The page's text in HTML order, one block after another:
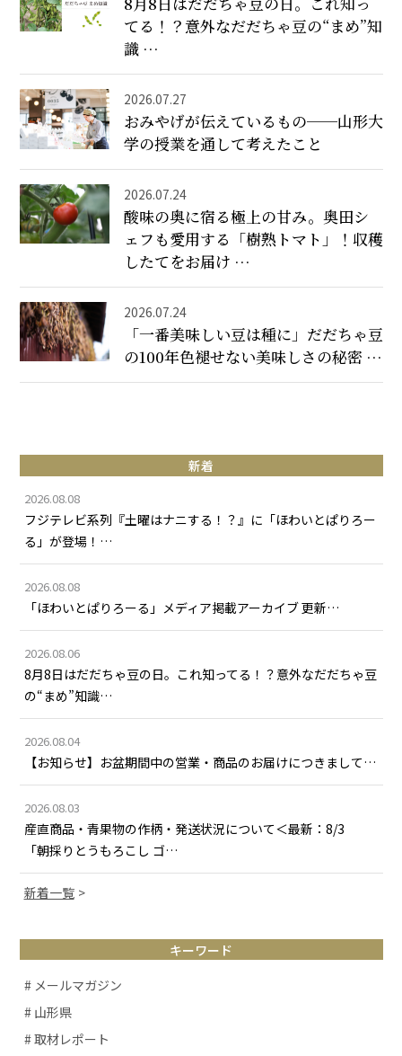
新着
2026.08.08
フジテレビ系列『土曜はナニする！？』に「ほわいとぱりろー
る」が登場！…
2026.08.08
「ほわいとぱりろーる」メディア掲載アーカイブ 更新…
2026.08.06
8月8日はだだちゃ豆の日。これ知ってる！？意外なだだちゃ豆
の“まめ”知識…
2026.08.04
【お知らせ】お盆期間中の営業・商品のお届けにつきまして…
2026.08.03
産直商品・青果物の作柄・発送状況について＜最新：8/3
「朝採りとうもろこし ゴ…
新着一覧
キーワード
# メールマガジン
# 山形県
# 取材レポート
てる！？意外なだだちゃ豆の“まめ”知
識 …
2026.07.27
おみやげが伝えているもの──山形大
学の授業を通して考えたこと
2026.07.24
酸味の奥に宿る極上の甘み。奥田シ
ェフも愛用する「樹熟トマト」！収穫
したてをお届け …
2026.07.24
「一番美味しい豆は種に」だだちゃ豆
の100年色褪せない美味しさの秘密 …